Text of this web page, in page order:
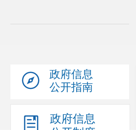
政府信息
公开指南
政府信息